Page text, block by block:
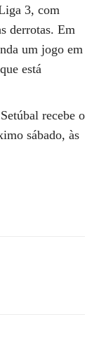
3, com
derrotas. Em
um jogo em
está
recebe o
sábado, às